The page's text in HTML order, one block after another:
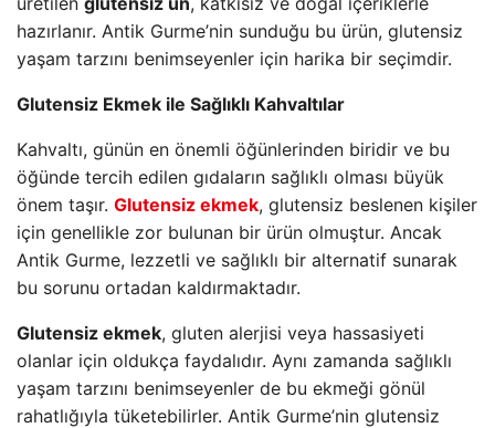
hazırlanır. Antik Gurme’nin sunduğu bu ürün, glutensiz
yaşam tarzını benimseyenler için harika bir seçimdir.
Glutensiz Ekmek ile Sağlıklı Kahvaltılar
Kahvaltı, günün en önemli öğünlerinden biridir ve bu
öğünde tercih edilen gıdaların sağlıklı olması büyük
önem taşır. Glutensiz ekmek, glutensiz beslenen kişiler
için genellikle zor bulunan bir ürün olmuştur. Ancak
Antik Gurme, lezzetli ve sağlıklı bir alternatif sunarak
bu sorunu ortadan kaldırmaktadır.
Glutensiz ekmek, gluten alerjisi veya hassasiyeti
olanlar için oldukça faydalıdır. Aynı zamanda sağlıklı
yaşam tarzını benimseyenler de bu ekmeği gönül
rahatlığıyla tüketebilirler. Antik Gurme’nin glutensiz